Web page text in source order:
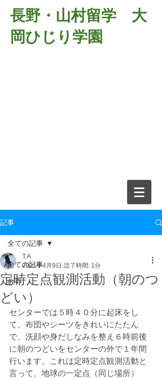
長野・山村留学 大
岡ひじり学園
記事
全ての記事
教育
全ての記事
定時定点観測活動（朝のつ
どい）
T.A
2021年4月9日 読了時間: 1分
センターでは５時４０分に起床をし
て、布団やシーツをきれいにたたん
で、洗顔や身だしなみを整え６時前後
に朝のつどいをセンターの外で１年間
行います。これは定時定点観測活動と
言って、地球の一定点（同じ場所）